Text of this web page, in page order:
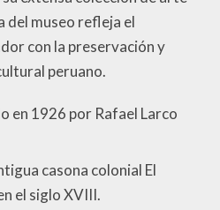
del museo refleja el
con la preservación y
peruano.
en 1926 por Rafael Larco
casona colonial El
el siglo XVIII.